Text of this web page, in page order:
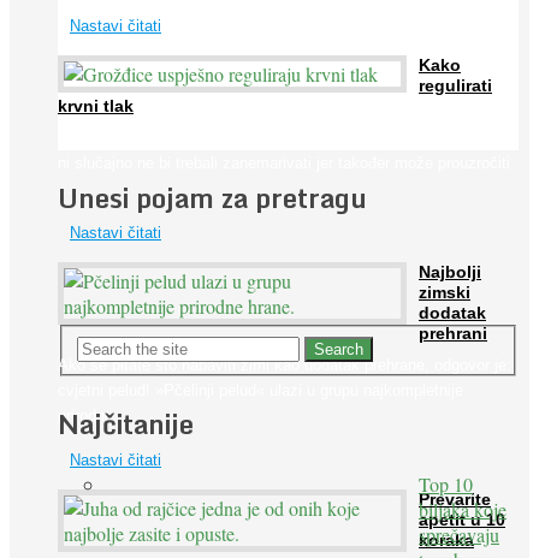
Nastavi čitati
Kako
regulirati
krvni tlak
...
Nastavi čitati
Najbolji
zimski
dodatak
prehrani
Ako se pitate što nabaviti zimi kao dodatak prehrane, odgovor je:
prirodne ...
Nastavi čitati
Prevarite
apetit u 10
koraka
Unesi pojam za pretragu
Najčitanije
Top 10
biljaka koje
sprečavaju